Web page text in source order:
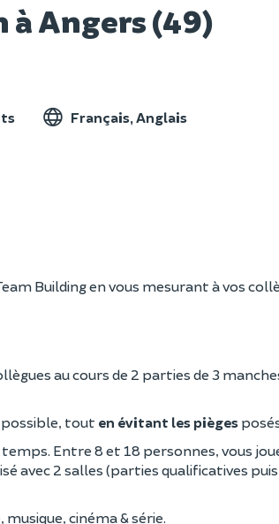
à Angers (49)
Français, Anglais
Building en vous mesurant à vos
au cours de 2 parties de 3
possible, tout en évitant les pièges
Entre 8 et 18 personnes, vous
avec 2 salles (parties qualificatives
cinéma & série.